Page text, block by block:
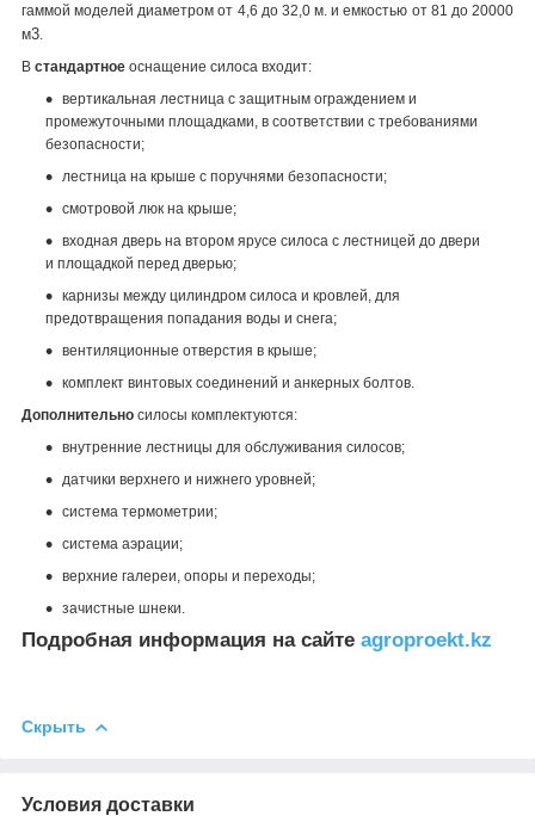
гаммой моделей диаметром от 4,6 до 32,0 м. и емкостью от 81 до 20000
м3
В стандартное оснащение силоса входит:
вертикальная лестница с защитным ограждением и
промежуточными площадками, в соответствии с требованиями
безопасности;
лестница на крыше с поручнями безопасности;
смотровой люк на крыше;
входная дверь на втором ярусе силоса с лестницей до двери
и площадкой перед дверью;
карнизы между цилиндром силоса и кровлей, для
предотвращения попадания воды и снега;
вентиляционные отверстия в крыше;
комплект винтовых соединений и анкерных болтов.
Дополнительно силосы комплектуются:
внутренние лестницы для обслуживания силосов;
датчики верхнего и нижнего уровней;
система термометрии;
система аэрации;
верхние галереи, опоры и переходы;
зачистные шнеки.
Подробная информация на сайте agroproekt.kz
Скрыть
Условия доставки